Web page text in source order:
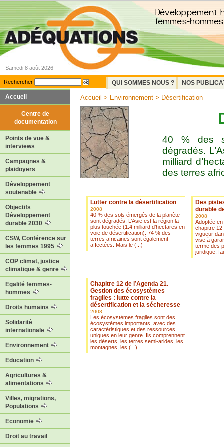
Samedi 8 août 2026
Rechercher QUI SOMMES NOUS ?
NOS
Accueil
Centre de
documentation
Points de vue &
interviews
Campagnes &
plaidoyers
Développement
soutenable
Objectifs
Développement
durable 2030
CSW, Conférence sur
les femmes 1995
COP climat, justice
climatique & genre
Egalité femmes-
hommes
Droits humains
Solidarité
internationale
Environnement
Education
Agricultures &
alimentations
Villes, migrations,
Populations
Economie
Droit au travail
Accueil > Environnement > Désertification
40 % des
dégradés.
milliard
des terres
Lutter contre la désertification
2008
40 % des sols émergés de la planète
sont dégradés. L’Asie est la région la
plus touchée (1.4 milliard d’hectares en
voie de désertification). 74 % des
terres africaines sont également
affectées. Mais le (...)
Des
durable
2008
Adoptée
chapitre 12
vigueur
vise à
terme des
juridique,
Chapitre 12 de l’Agenda 21.
Gestion des écosystèmes
fragiles : lutte contre la
désertification et la sécheresse
2008
Les écosystèmes fragiles sont des
écosystèmes importants, avec des
caractéristiques et des ressources
uniques en leur genre. Ils comprennent
les déserts, les terres semi-arides, les
montagnes, les (...)